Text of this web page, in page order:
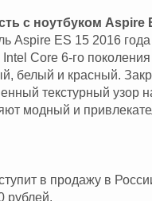
с ноутбуком Aspire
Aspire ES 15 2016
Core 6-го поколения
белый и красный.
текстурный узор
модный и
в продажу в
рублей.